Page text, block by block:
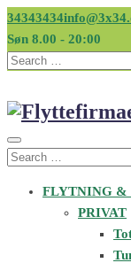
34343434
Søn 8.00 - 20:00
Search
Search
FLYTNING &
PRIVAT